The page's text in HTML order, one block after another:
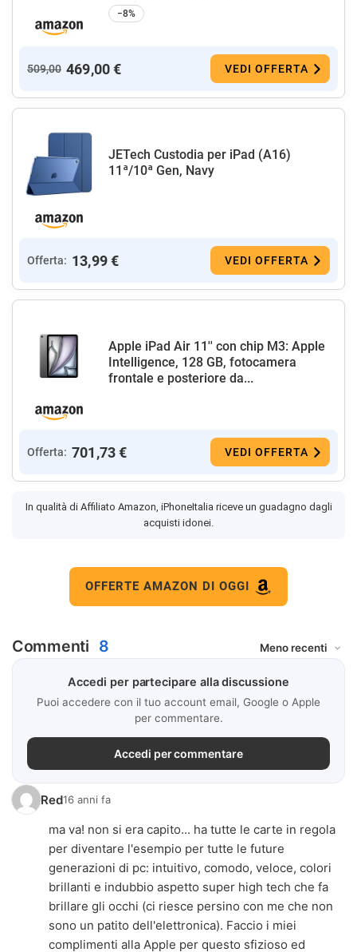
−8%
509,00 469,00 € VEDI OFFERTA
JETech Custodia per iPad (A16)
11ª/10ª Gen, Navy
Offerta: 13,99 € VEDI OFFERTA
Apple iPad Air 11'' con chip M3: Apple
Intelligence, 128 GB, fotocamera
frontale e posteriore da...
Offerta: 701,73 € VEDI OFFERTA
In qualità di Affiliato Amazon, iPhoneItalia riceve un guadagno dagli
acquisti idonei.
OFFERTE AMAZON DI OGGI
Commenti 8
Accedi per partecipare alla discussione
Puoi accedere con il tuo account email, Google o Apple
per commentare.
Accedi per commentare
Red16 anni fa
ma va! non si era capito... ha tutte le carte in regola
per diventare l'esempio per tutte le future
generazioni di pc: intuitivo, comodo, veloce, colori
brillanti e indubbio aspetto super high tech che fa
brillare gli occhi (ci riesce persino con me che non
sono un patito dell'elettronica). Faccio i miei
complimenti alla Apple per questo sfizioso ed